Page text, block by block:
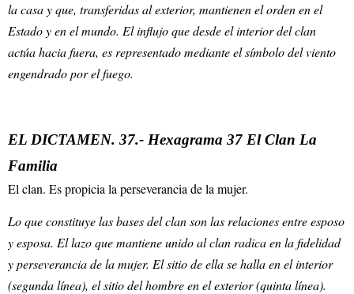
la casa y que, transferidas al exterior, mantienen el orden en el
Estado y en el mundo. El influjo que desde el interior del clan
actúa hacia fuera, es representado mediante el símbolo del viento
engendrado por el fuego.
EL DICTAMEN. 37.- Hexagrama 37 El Clan La
Familia
El clan. Es propicia la perseverancia de la mujer.
Lo que constituye las bases del clan son las relaciones entre esposo
y esposa. El lazo que mantiene unido al clan radica en la fidelidad
y perseverancia de la mujer. El sitio de ella se halla en el interior
(segunda línea), el sitio del hombre en el exterior (quinta línea).